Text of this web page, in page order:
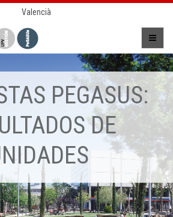
Valencià
PEGASUS:
DE